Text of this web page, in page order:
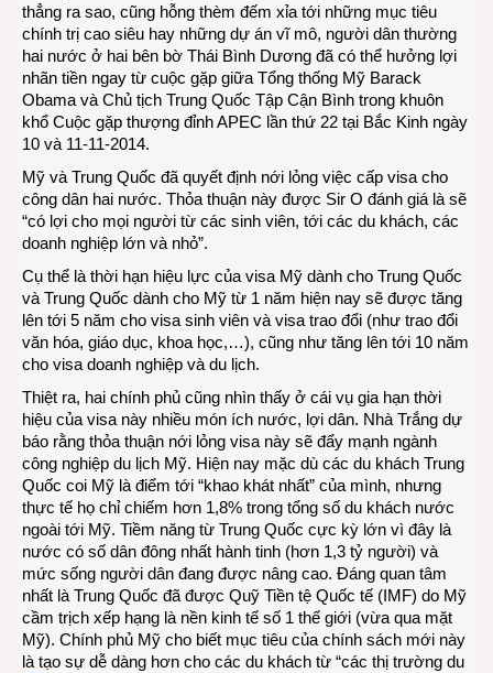
từ
lên
thẳng ra sao, cũng hỗng thèm đếm xỉa tới những mục tiêu
chính trị cao siêu hay những dự án vĩ mô, người dân thường
hai nước ở hai bên bờ Thái Bình Dương đã có thể hưởng lợi
nhãn tiền ngay từ cuộc gặp giữa Tổng thống Mỹ Barack
Obama và Chủ tịch Trung Quốc Tập Cận Bình trong khuôn
khổ Cuộc gặp thượng đỉnh APEC lần thứ 22 tại Bắc Kinh ngày
10 và 11-11-2014.
Mỹ và Trung Quốc đã quyết định nới lỏng việc cấp visa cho
công dân hai nước. Thỏa thuận này được Sir O đánh giá là sẽ
“có lợi cho mọi người từ các sinh viên, tới các du khách, các
doanh nghiệp lớn và nhỏ”.
Cụ thể là thời hạn hiệu lực của visa Mỹ dành cho Trung Quốc
và Trung Quốc dành cho Mỹ từ 1 năm hiện nay sẽ được tăng
lên tới 5 năm cho visa sinh viên và visa trao đổi (như trao đổi
văn hóa, giáo dục, khoa học,…), cũng như tăng lên tới 10 năm
cho visa doanh nghiệp và du lịch.
Thiệt ra, hai chính phủ cũng nhìn thấy ở cái vụ gia hạn thời
hiệu của visa này nhiều món ích nước, lợi dân. Nhà Trắng dự
báo rằng thỏa thuận nới lỏng visa này sẽ đẩy mạnh ngành
công nghiệp du lịch Mỹ. Hiện nay mặc dù các du khách Trung
Quốc coi Mỹ là điểm tới “khao khát nhất” của mình, nhưng
thực tế họ chỉ chiếm hơn 1,8% trong tổng số du khách nước
ngoài tới Mỹ. Tiềm năng từ Trung Quốc cực kỳ lớn vì đây là
nước có số dân đông nhất hành tinh (hơn 1,3 tỷ người) và
mức sống người dân đang được nâng cao. Đáng quan tâm
nhất là Trung Quốc đã được Quỹ Tiền tệ Quốc tế (IMF) do Mỹ
cầm trịch xếp hạng là nền kinh tế số 1 thế giới (vừa qua mặt
Mỹ). Chính phủ Mỹ cho biết mục tiêu của chính sách mới này
là tạo sự dễ dàng hơn cho các du khách từ “các thị trường du